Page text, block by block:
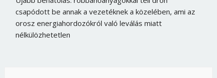
csapódott be annak a vezetéknek a közelében, ami az
orosz energiahordozókról való leválás miatt
nélkülözhetetlen